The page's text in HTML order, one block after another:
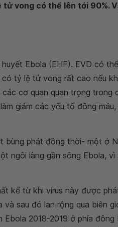
vong có thể lên tới 90%.
Ebola (EHF). EVD có
tỷ lệ tử vong rất cao nếu
cơ quan quan trọng trong
giảm các yếu tố đông
bùng phát đồng thời- một ở
ngôi làng gần sông Ebola,
kể từ khi virus này được
sau đó lan rộng qua biên
2018-2019 ở phía đông